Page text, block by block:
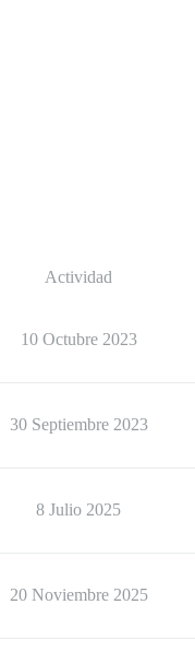
Actividad
10 Octubre 2023
30 Septiembre 2023
8 Julio 2025
20 Noviembre 2025